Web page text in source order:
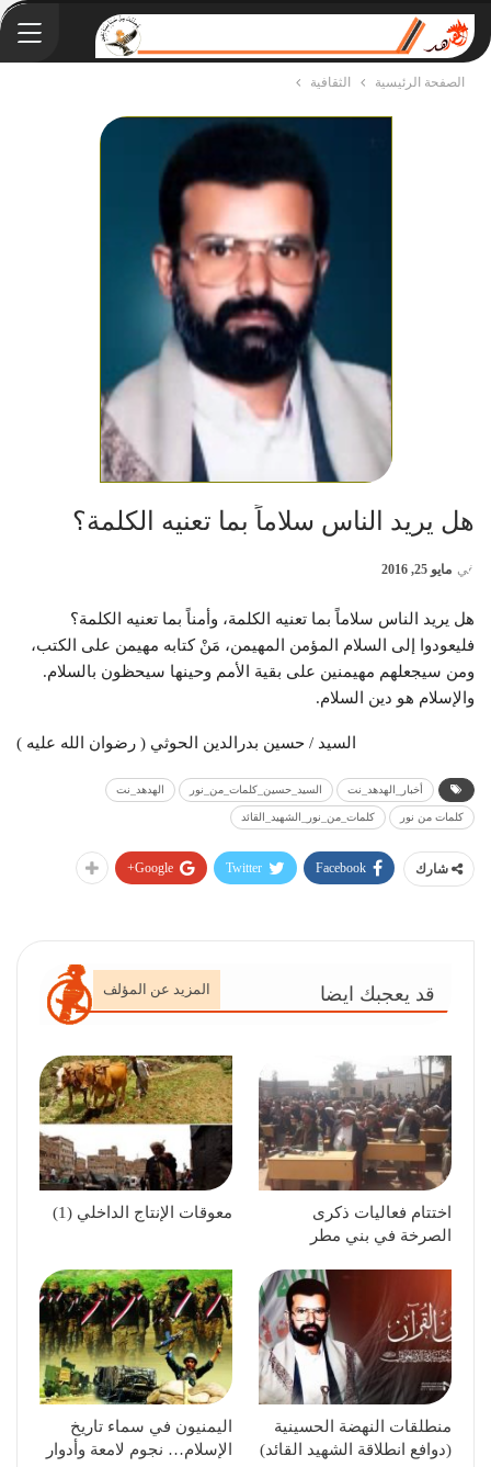
الصفحة الرئيسية الثقافية
هل يريد الناس سلاماً بما تعنيه الكلمة؟
في مايو 25, 2016
هل يريد الناس سلاماً بما تعنيه الكلمة، وأمناً بما تعنيه الكلمة؟
فليعودوا إلى السلام المؤمن المهيمن، مَنْ كتابه مهيمن على الكتب،
ومن سيجعلهم مهيمنين على بقية الأمم وحينها سيحظون بالسلام.
والإسلام هو دين السلام.
السيد / حسين بدرالدين الحوثي ( رضوان الله عليه )
أخبار_الهدهد_نت السيد_حسين_كلمات_من_نور الهدهد_نت
كلمات من نور كلمات_من_نور_الشهيد_القائد
شارك Facebook
Twitter
Google+
قد يعجبك ايضا المزيد عن المؤلف
اختتام فعاليات ذكرى
الصرخة في بني مطر
معوقات الإنتاج الداخلي (1)
منطلقات النهضة الحسينية
(دوافع انطلاقة الشهيد القائد)
اليمنيون في سماء تاريخ
الإسلام… نجوم لامعة وأدوار